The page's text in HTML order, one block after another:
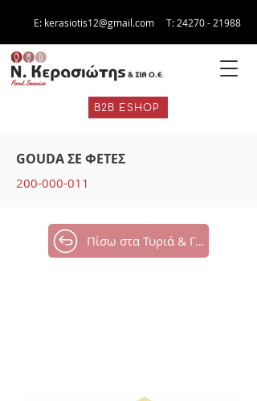
E: kerasiotis12@gmail.com Τ: 24270 - 21988
B2B ESHOP
GOUDA ΣΕ ΦΕΤΕΣ
200-000-011
Πίσω στα Τυριά & Γαλακτοκομικά